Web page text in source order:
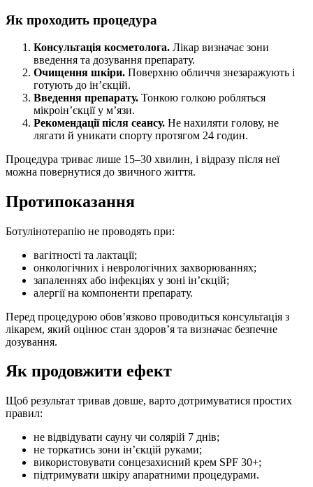
Як проходить процедура
Консультація косметолога. Лікар визначає зони
введення та дозування препарату.
Очищення шкіри. Поверхню обличчя знезаражують і
готують до ін’єкцій.
Введення препарату. Тонкою голкою робляться
мікроін’єкції у м’язи.
Рекомендації після сеансу. Не нахиляти голову, не
лягати й уникати спорту протягом 24 годин.
Процедура триває лише 15–30 хвилин, і відразу після неї
можна повернутися до звичного життя.
Протипоказання
Ботулінотерапію не проводять при:
вагітності та лактації;
онкологічних і неврологічних захворюваннях;
запаленнях або інфекціях у зоні ін’єкцій;
алергії на компоненти препарату.
Перед процедурою обов’язково проводиться консультація з
лікарем, який оцінює стан здоров’я та визначає безпечне
дозування.
Як продовжити ефект
Щоб результат тривав довше, варто дотримуватися простих
правил:
не відвідувати сауну чи солярій 7 днів;
не торкатись зони ін’єкцій руками;
використовувати сонцезахисний крем SPF 30+;
підтримувати шкіру апаратними процедурами.